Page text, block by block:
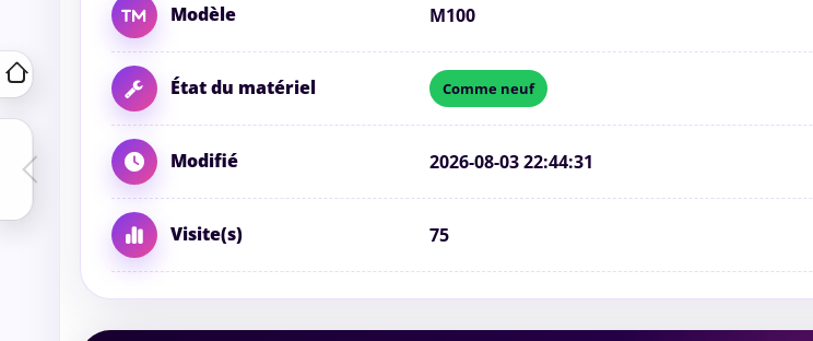
Modèle M100
État du matériel Comme neuf
Modifié 2026-08-03 22:44:31
Visite(s) 75